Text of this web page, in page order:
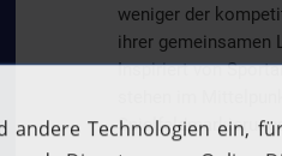
weniger der
ihrer gemeinsamen
Inspiriert von
stehen im